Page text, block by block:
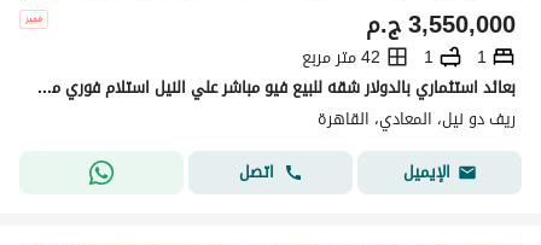
ج.م3,550,000
1
1
42 متر مربع
بعائد استثماري بالدولار شقه للبيع فيو مباشر علي النيل استلام فوري متشطبه بالفرش والتكيفات في المعادي علي كورنيش النيل بجوار وسط البلد al maadi
ريف دو نيل، المعادي، القاهرة
الإيميل
اتصل